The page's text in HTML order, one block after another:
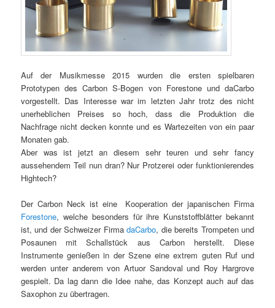
Auf der Musikmesse 2015 wurden die ersten spielbaren
Prototypen des Carbon S-Bogen von Forestone und daCarbo
vorgestellt. Das Interesse war im letzten Jahr trotz des nicht
unerheblichen Preises so hoch, dass die Produktion die
Nachfrage nicht decken konnte und es Wartezeiten von ein paar
Monaten gab.
Aber was ist jetzt an diesem sehr teuren und sehr fancy
aussehendem Teil nun dran? Nur Protzerei oder funktionierendes
Hightech?
Der Carbon Neck ist eine Kooperation der japanischen Firma
Forestone, welche besonders für ihre Kunststoffblätter bekannt
ist, und der Schweizer FirmadaCarbo, die bereits Trompeten und
Posaunen mit Schallstück aus Carbon herstellt. Diese
Instrumente genießen in der Szene eine extrem guten Ruf und
werden unter anderem von Artuor Sandoval und Roy Hargrove
gespielt. Da lag dann die Idee nahe, das Konzept auch auf das
Saxophon zu übertragen.